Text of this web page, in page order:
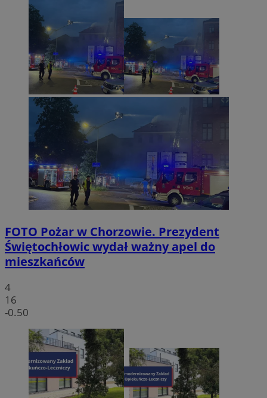
FOTO Pożar w Chorzowie. Prezydent
Świętochłowic wydał ważny apel do
mieszkańców
4
16
-0.50